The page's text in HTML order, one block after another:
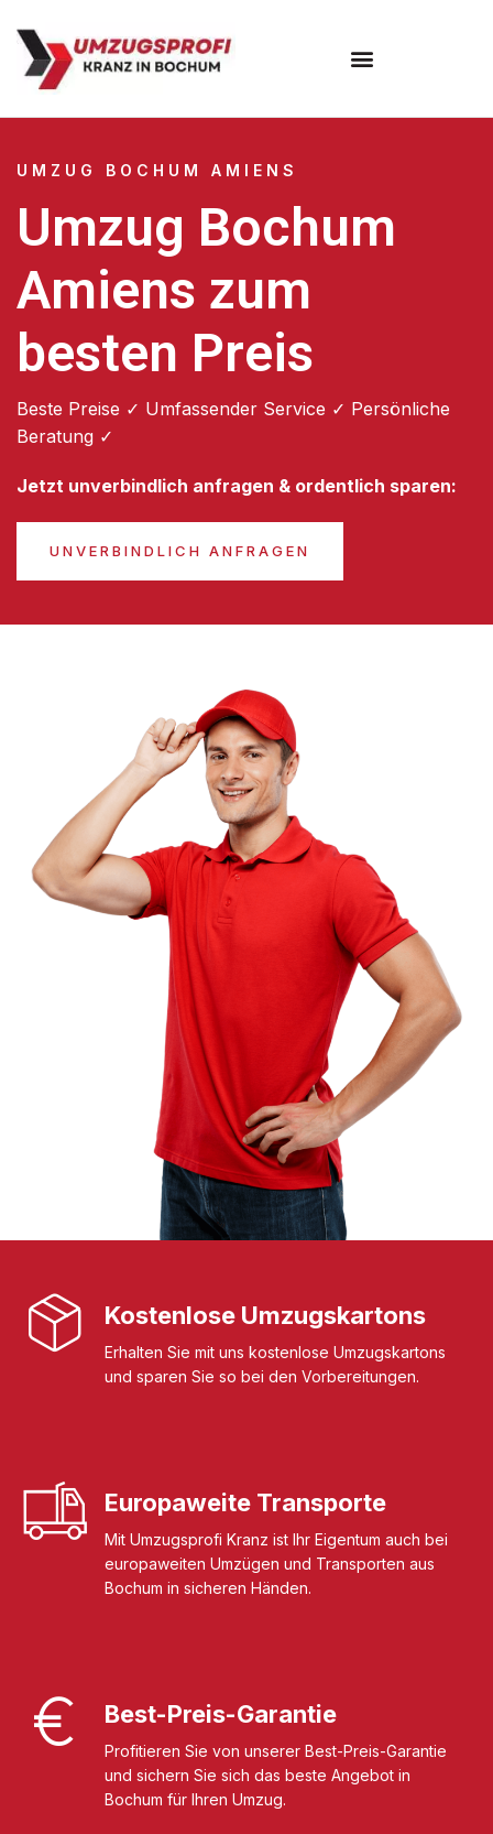
UMZUG BOCHUM AMIENS
Umzug Bochum
Amiens zum
besten Preis
Beste Preise ✓ Umfassender Service ✓ Persönliche
Beratung ✓
Jetzt unverbindlich anfragen & ordentlich sparen:
UNVERBINDLICH ANFRAGEN
Kostenlose Umzugskartons
Erhalten Sie mit uns kostenlose Umzugskartons
und sparen Sie so bei den Vorbereitungen.
Europaweite Transporte
Mit Umzugsprofi Kranz ist Ihr Eigentum auch bei
europaweiten Umzügen und Transporten aus
Bochum in sicheren Händen.
Best-Preis-Garantie
Profitieren Sie von unserer Best-Preis-Garantie
und sichern Sie sich das beste Angebot in
Bochum für Ihren Umzug.